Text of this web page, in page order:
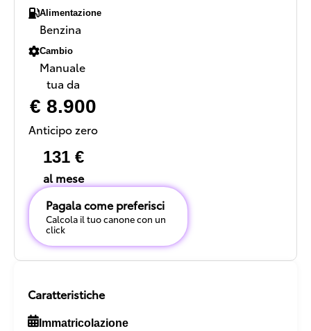
Alimentazione
Benzina
Cambio
Manuale
tua da
€ 8.900
Anticipo zero
131 €
al mese
Pagala come preferisci
Calcola il tuo canone con un
click
Caratteristiche
Immatricolazione